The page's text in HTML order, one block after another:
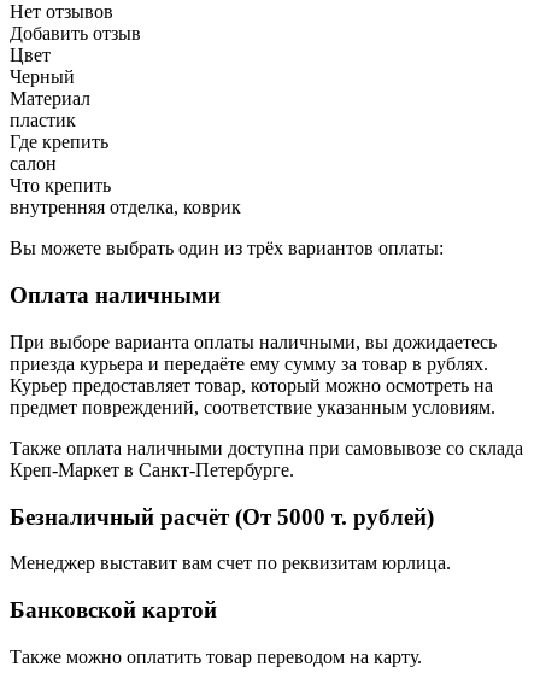
Нет отзывов
Добавить отзыв
Цвет
Черный
Материал
пластик
Где крепить
салон
Что крепить
внутренняя отделка, коврик
Вы можете выбрать один из трёх вариантов оплаты:
Оплата наличными
При выборе варианта оплаты наличными, вы дожидаетесь
приезда курьера и передаёте ему сумму за товар в рублях.
Курьер предоставляет товар, который можно осмотреть на
предмет повреждений, соответствие указанным условиям.
Также оплата наличными доступна при самовывозе со склада
Креп-Маркет в Санкт-Петербурге.
Безналичный расчёт (От 5000 т. рублей)
Менеджер выставит вам счет по реквизитам юрлица.
Банковской картой
Также можно оплатить товар переводом на карту.